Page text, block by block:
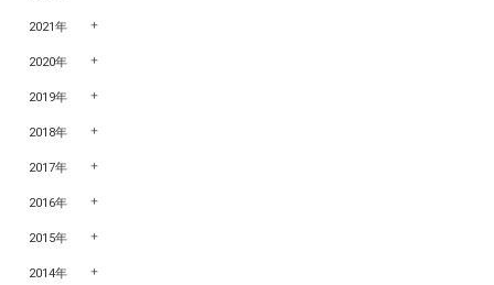
2021年
2020年
2019年
2018年
2017年
2016年
2015年
2014年